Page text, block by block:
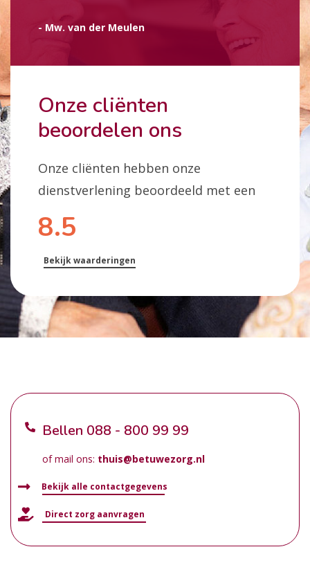
Onze cliënten
beoordelen ons
Onze cliënten hebben onze
dienstverlening beoordeeld met een
8.5
Bekijk waarderingen
- Mw. van der Meulen
Bellen 088 - 800 99 99
of mail ons: thuis@betuwezorg.nl
Bekijk alle contactgegevens
Direct zorg aanvragen